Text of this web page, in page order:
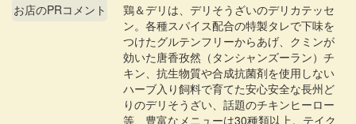
お店のPRコメント
鶏＆デリは、デリそうざいのデリカテッセ
ン。各種スパイス配合の特製タレで下味を
つけたグルテンフリーからあげ、クミンが
効いた唐香孜然（タンシャンズーラン）チ
キン、抗生物質や合成抗菌剤を使用しない
ハーブ入り飼料で育てた安心安全な長州ど
りのデリそうざい、話題のチキンヒーロー
等、豊富なメニューは30種類以上。テイク